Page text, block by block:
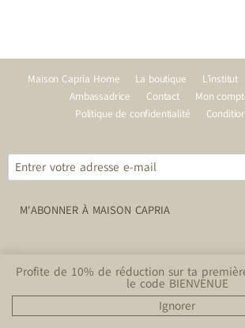
Profite de 10% de réduction sur ta
le code BIENVENUE
Ignorer
Maison Caprìa Home La boutique L’institut
Ambassadrice
Contact Mon
Politique de confidentialité
M'ABONNER À MAISON CAPRIA
© 2026 Maison Caprìa